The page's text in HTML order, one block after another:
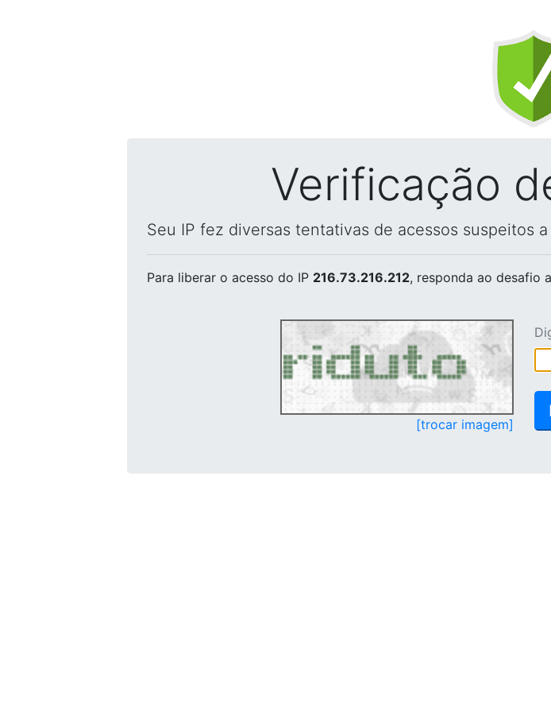
Verificação
Seu IP fez diversas tentativas de acessos suspeitos
Para liberar o acesso do IP 216.73.216.212, responda ao desafio
[trocar imagem]